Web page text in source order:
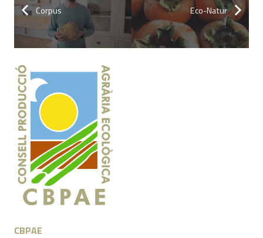
Corpus Eco-Natur
CBPAE